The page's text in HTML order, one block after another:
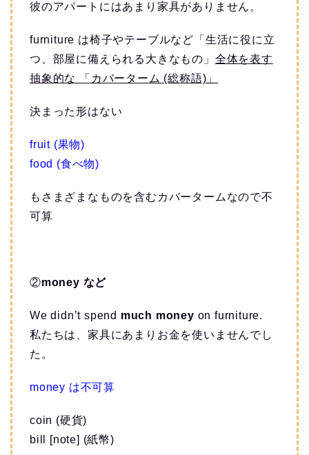
彼のアパートにはあまり家具がありません。
furniture は椅子やテーブルなど「生活に役に立
つ、部屋に備えられる大きなもの」 全体を表す
抽象的な 「カバーターム (総称語)」
決まった形はない
fruit (果物)
food (食べ物)
もさまざまなものを含むカバータームなので不
可算
②money など
We didn’t spend much money on furniture.
私たちは、家具にあまりお金を使いませんでし
た。
money は不可算
coin (硬貨)
bill [note] (紙幣)